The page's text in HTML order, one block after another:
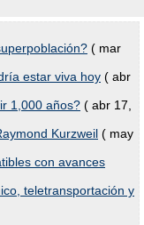
( mar
estar viva hoy ( abr
1,000 años? ( abr 17,
Kurzweil ( may
con avances
teletransportación y